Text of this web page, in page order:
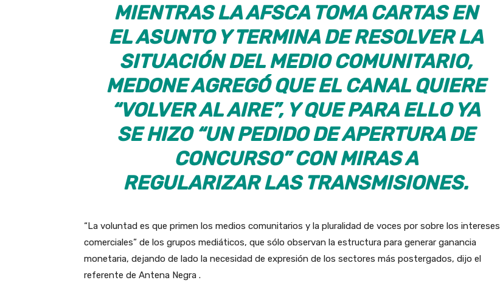
MIENTRAS LA AFSCA TOMA CARTAS EN
EL ASUNTO Y TERMINA DE RESOLVER LA
SITUACIÓN DEL MEDIO COMUNITARIO,
MEDONE AGREGÓ QUE EL CANAL QUIERE
“VOLVER AL AIRE”, Y QUE PARA ELLO YA
SE HIZO “UN PEDIDO DE APERTURA DE
CONCURSO” CON MIRAS A
REGULARIZAR LAS TRANSMISIONES.
“La voluntad es que primen los medios comunitarios y la pluralidad de voces por sobre los intereses
comerciales” de los grupos mediáticos, que sólo observan la estructura para generar ganancia
monetaria, dejando de lado la necesidad de expresión de los sectores más postergados, dijo el
referente de Antena Negra .